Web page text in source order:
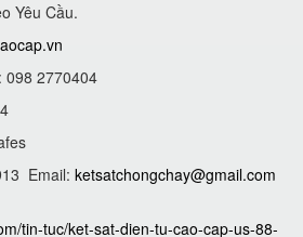
Yêu Cầu.
2770404
Email: ketsatchongchay@gmail.com
tin-tuc/ket-sat-dien-tu-cao-cap-us-88-